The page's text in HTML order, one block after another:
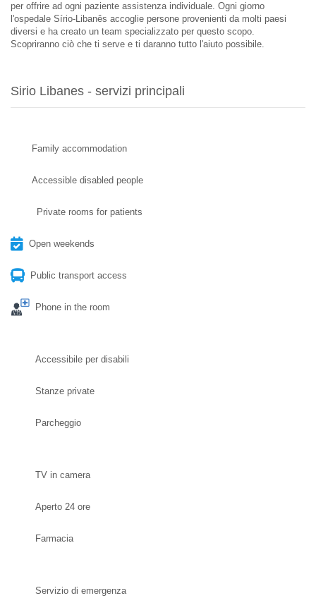
per offrire ad ogni paziente assistenza individuale. Ogni giorno
l'ospedale Sírio-Libanês accoglie persone provenienti da molti paesi
diversi e ha creato un team specializzato per questo scopo.
Scopriranno ciò che ti serve e ti daranno tutto l'aiuto possibile.
Sirio Libanes - servizi principali
Family accommodation
Accessible disabled people
Private rooms for patients
Open weekends
Public transport access
Phone in the room
Accessibile per disabili
Stanze private
Parcheggio
TV in camera
Aperto 24 ore
Farmacia
Servizio di emergenza